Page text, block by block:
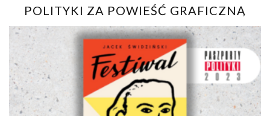
POLITYKI ZA POWIEŚĆ GRAFICZNĄ
FESTIWAL